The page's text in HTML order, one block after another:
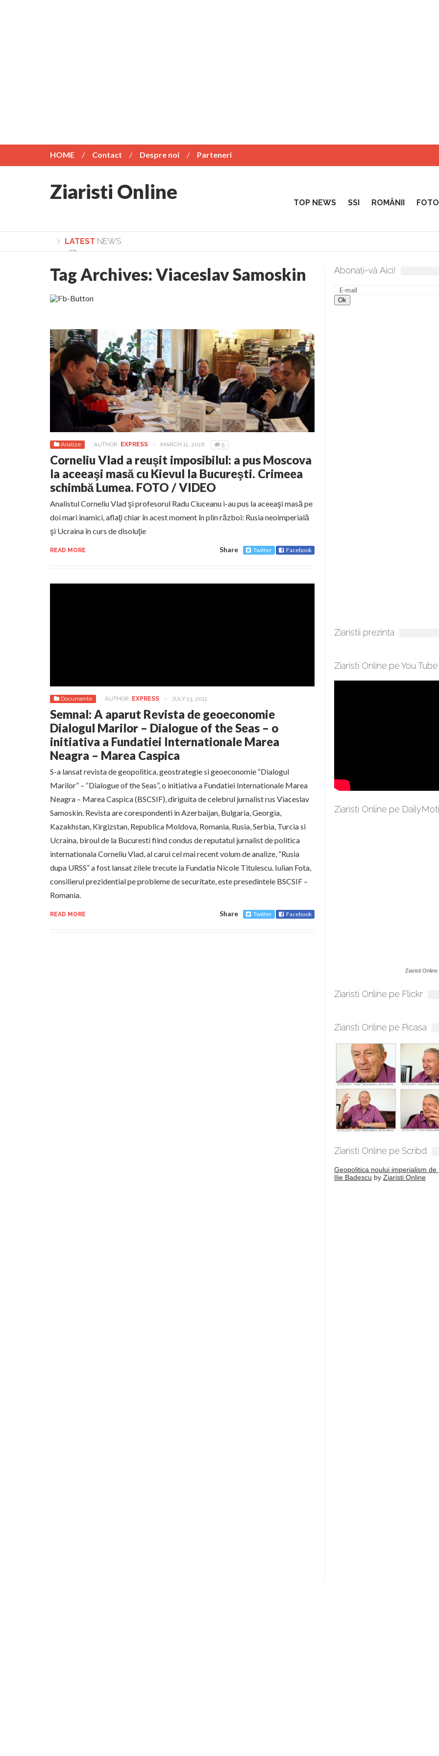
HOME Contact Despre noi Parteneri
Ziaristi Online TOP NEWS SSI ROMÂNII
LATEST NEWS
Lepădarea de sine și urmarea lui Hristos. Calea spre desăvârșire. Gând de duminică de Elena Solunca Moise
Academia Română: 5G poate cauza CANCER. Guvernul, dat în judecată pentru HG 5G. Antenele de telefonie
La Mulți Ani, Eugen Mihăescu!
Pamfil Șeicaru omagiat la Mănăstirea ctitorită chiar de către el: Sfânta Ana – Orșova
Nu vă fie frică! FOTO și VIDEO cu Corneliu Vlad și Cavalerii noilor apocalipse. “O societate înfricoșată e mult
Mariana Nicolesco: Evenimentele Darclée la Televiziunea Naţională – o mare sărbătoare. VIDEO
Schimbarea la Față: “Acesta e Fiul Meu Mult Iubit – pe El să-l ascultați!” În inimi “să-nflorească, ca rod de har,
Turnătorul DIE Lucian Boia înjură din nou poporul român: “românii sunt slavi, nu latini”. Fostul agent ceaușist
României
Tag Archives:Viaceslav Samoskin
Analize AUTHOR: EXPRESS - MARCH 11, 2016 5
Corneliu Vlad a reuşit imposibilul: a pus Moscova
la aceeaşi masă cu Kievul la Bucureşti. Crimeea
schimbă Lumea. FOTO / VIDEO
Analistul Corneliu Vlad şi profesorul Radu Ciuceanu i-au pus la aceeaşi masă pe
doi mari inamici, aflaţi chiar în acest moment în plin război: Rusia neoimperială
şi Ucraina în curs de disoluţie
READ MORE Share Twitter Facebook
Documente AUTHOR: EXPRESS - JULY 13, 2011
Semnal: A aparut Revista de geoeconomie
Dialogul Marilor – Dialogue of the Seas – o
initiativa a Fundatiei Internationale Marea
Neagra – Marea Caspica
S-a lansat revista de geopolitica, geostrategie si geoeconomie “Dialogul
Marilor” – “Dialogue of the Seas”, o initiativa a Fundatiei Internationale Marea
Neagra – Marea Caspica (BSCSIF), diriguita de celebrul jurnalist rus Viaceslav
Samoskin. Revista are corespondenti in Azerbaijan, Bulgaria, Georgia,
Kazakhstan, Kirgizstan, Republica Moldova, Romania, Rusia, Serbia, Turcia si
Ucraina, biroul de la Bucuresti fiind condus de reputatul jurnalist de politica
internationala Corneliu Vlad, al carui cel mai recent volum de analize, “Rusia
dupa URSS” a fost lansat zilele trecute la Fundatia Nicole Titulescu. Iulian Fota,
consilierul prezidential pe probleme de securitate, este presedintele BSCSIF –
Romania.
READ MORE Share Twitter Facebook
Abonați-vă Aici!
Ziaristii prezinta
Ziaristi Online pe You Tube
Ziaristi Online pe
Ziaristi Online
Ziaristi Online pe Flickr
Ziaristi Online pe Picasa
Ziaristi Online pe Scribd
Geopolitica noului imperialism de
Ilie Badescu by Ziaristi Online